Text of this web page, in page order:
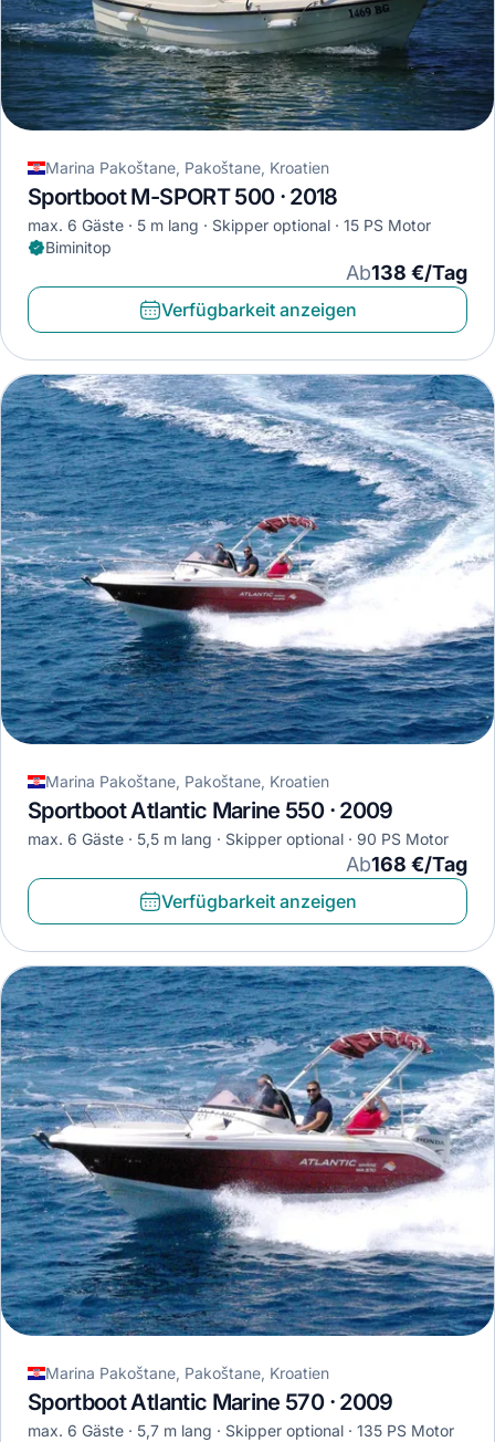
Marina Pakoštane, Pakoštane, Kroatien
Sportboot M-SPORT 500 · 2018
max. 6 Gäste 5 m lang Skipper optional
15 PS Motor
Biminitop
Ab138 €/Tag
Verfügbarkeit anzeigen
Marina Pakoštane, Pakoštane, Kroatien
Sportboot Atlantic Marine 550 · 2009
max. 6 Gäste 5,5 m lang Skipper optional 90 PS Motor
Ab168 €/Tag
Verfügbarkeit anzeigen
Marina Pakoštane, Pakoštane, Kroatien
Sportboot Atlantic Marine 570 · 2009
max. 6 Gäste 5,7 m lang Skipper optional 135 PS Motor